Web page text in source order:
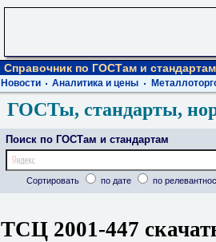
Справочник по ГОСТам и стандартам
Новости Аналитика и цены
ГОСТы, стандарты,
Поиск по ГОСТам и стандартам
Сортировать по дате по
ТСЦ 2001-447